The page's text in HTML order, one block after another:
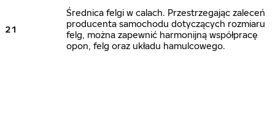
21
Średnica felgi w calach. Przestrzegając zaleceń
producenta samochodu dotyczących rozmiaru
felg, można zapewnić harmonijną współpracę
opon, felg oraz układu hamulcowego.